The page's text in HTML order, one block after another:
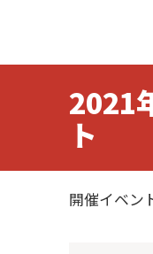
2021
ト
開催イベン